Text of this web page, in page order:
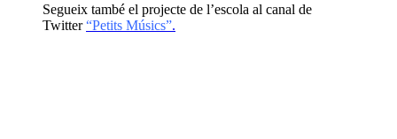
Segueix també el projecte de l’escola al canal de
Twitter“Petits Músics”.